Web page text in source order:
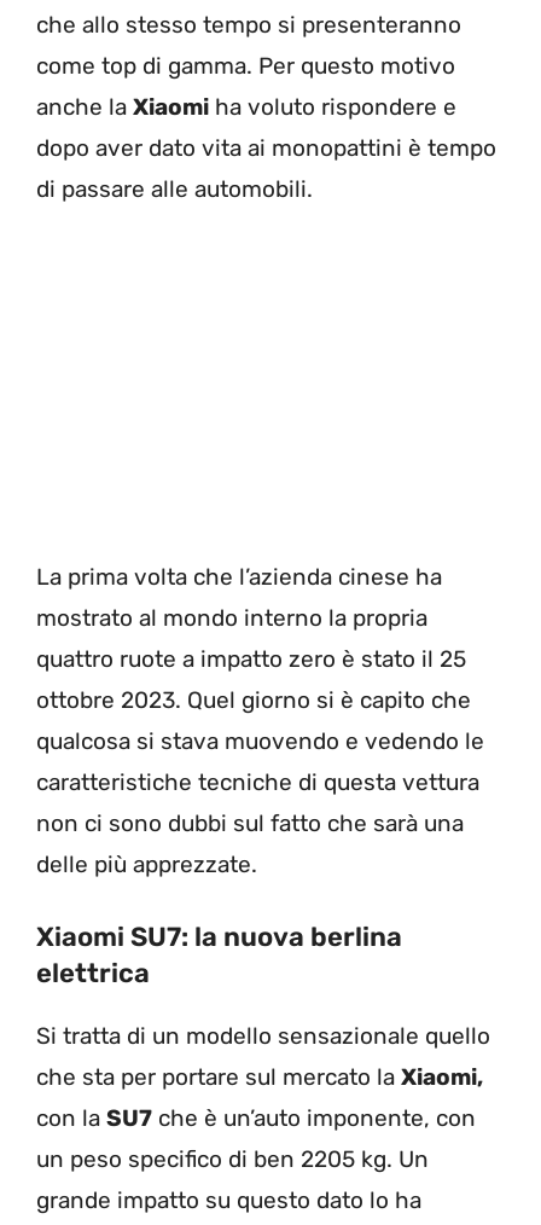
che allo stesso tempo si presenteranno
come top di gamma. Per questo motivo
anche la Xiaomi ha voluto rispondere e
dopo aver dato vita ai monopattini è tempo
di passare alle automobili.
La prima volta che l’azienda cinese ha
mostrato al mondo interno la propria
quattro ruote a impatto zero è stato il 25
ottobre 2023. Quel giorno si è capito che
qualcosa si stava muovendo e vedendo le
caratteristiche tecniche di questa vettura
non ci sono dubbi sul fatto che sarà una
delle più apprezzate.
Xiaomi SU7: la nuova berlina
elettrica
Si tratta di un modello sensazionale quello
che sta per portare sul mercato la Xiaomi,
con la SU7 che è un’auto imponente, con
un peso specifico di ben 2205 kg. Un
grande impatto su questo dato lo ha